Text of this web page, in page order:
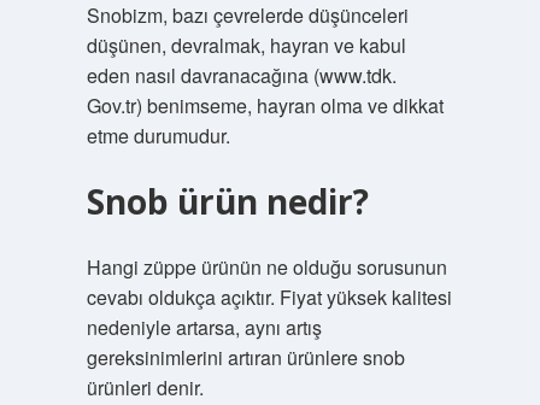
Snobizm, bazı çevrelerde düşünceleri
düşünen, devralmak, hayran ve kabul
eden nasıl davranacağına (www.tdk.
Gov.tr) benimseme, hayran olma ve dikkat
etme durumudur.
Snob ürün nedir?
Hangi züppe ürünün ne olduğu sorusunun
cevabı oldukça açıktır. Fiyat yüksek kalitesi
nedeniyle artarsa, aynı artış
gereksinimlerini artıran ürünlere snob
ürünleri denir.